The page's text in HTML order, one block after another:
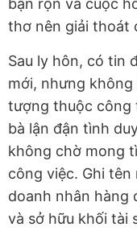
thơ nên giải thoát
Sau ly hôn, có tin
mới, nhưng
tượng thuộc công
bà lận đận tình
không chờ mong
công việc. Ghi
doanh nhân hàng
và sở hữu khối tài